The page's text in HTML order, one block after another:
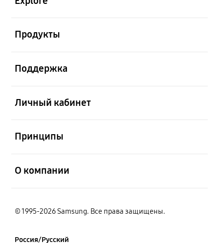
Продукты
Поддержка
Личный кабинет
Принципы
О компании
© 1995-2026 Samsung. Все права защищены.
Россия/Русский